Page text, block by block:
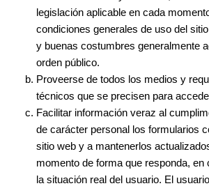
legislación aplicable en cada
condiciones generales de uso del
y buenas costumbres generalmente
orden público.
Proveerse de todos los medios y
técnicos que se precisen para
Facilitar información veraz al
de carácter personal los formularios
sitio web y a mantenerlos
momento de forma que responda, en
la situación real del usuario. El